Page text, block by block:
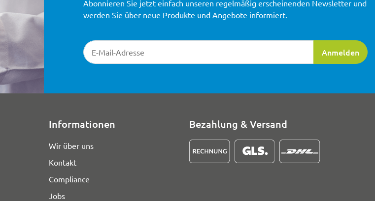
Newsletter-Registrierung
Anmelden
Abonnieren Sie jetzt einfach unseren regelmäßig erscheinenden Newsletter und
werden Sie über neue Produkte und Angebote informiert.
Informationen
Wir über uns
Kontakt
Compliance
Jobs
Bezahlung & Versand